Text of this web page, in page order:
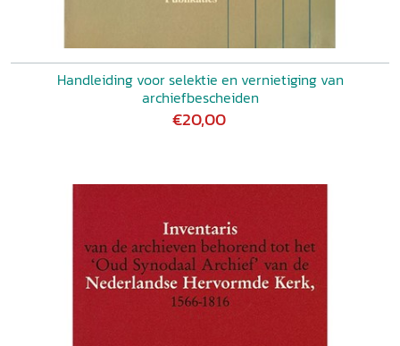
Handleiding voor selektie en vernietiging van
archiefbescheiden
€20,00